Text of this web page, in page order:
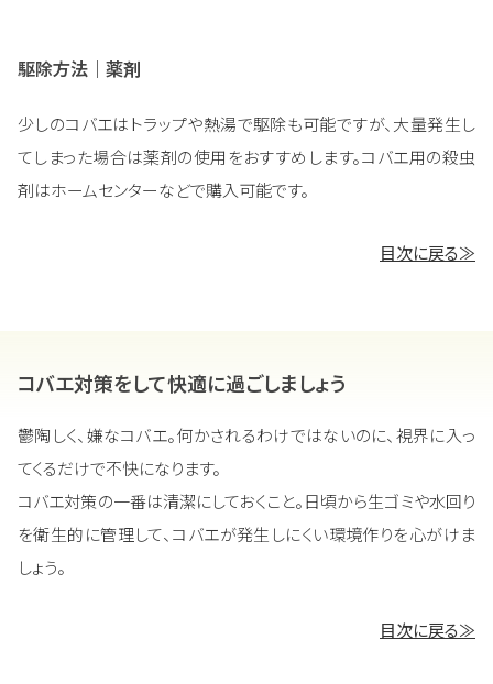
駆除方法｜薬剤
少しのコバエはトラップや熱湯で駆除も可能ですが、大量発生し
てしまった場合は薬剤の使用をおすすめします。コバエ用の殺虫
剤はホームセンターなどで購入可能です。
目次に戻る≫
コバエ対策をして快適に過ごしましょう
鬱陶しく、嫌なコバエ。何かされるわけではないのに、視界に入っ
てくるだけで不快になります。
コバエ対策の一番は清潔にしておくこと。日頃から生ゴミや水回り
を衛生的に管理して、コバエが発生しにくい環境作りを心がけま
しょう。
目次に戻る≫